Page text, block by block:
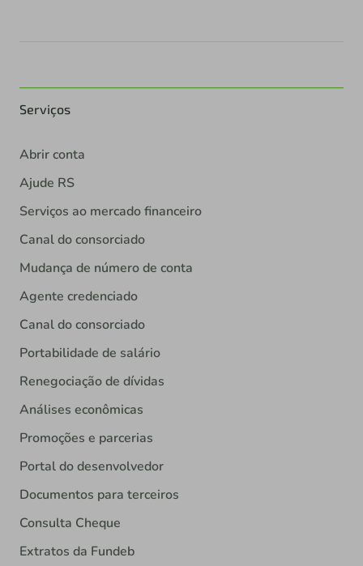
Serviços
Abrir conta
Ajude RS
Serviços ao mercado financeiro
Canal do consorciado
Mudança de número de conta
Agente credenciado
Canal do consorciado
Portabilidade de salário
Renegociação de dívidas
Análises econômicas
Promoções e parcerias
Portal do desenvolvedor
Documentos para terceiros
Consulta Cheque
Extratos da Fundeb